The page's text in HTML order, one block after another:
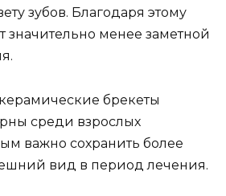
зубов. Благодаря этому
значительно менее заметной
брекеты
среди взрослых
важно сохранить более
вид в период лечения.